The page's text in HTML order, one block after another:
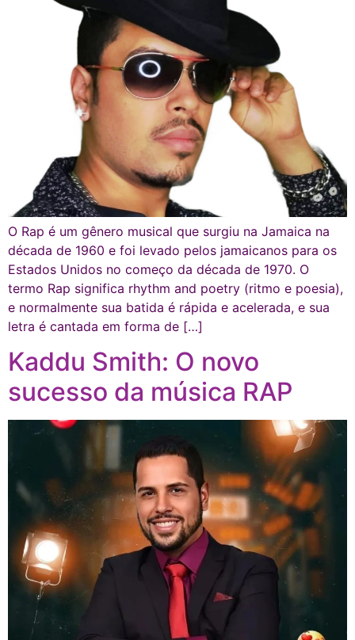
O Rap é um gênero musical que surgiu na Jamaica na
década de 1960 e foi levado pelos jamaicanos para os
Estados Unidos no começo da década de 1970. O
termo Rap significa rhythm and poetry (ritmo e poesia),
e normalmente sua batida é rápida e acelerada, e sua
letra é cantada em forma de […]
Kaddu Smith: O novo
sucesso da música RAP